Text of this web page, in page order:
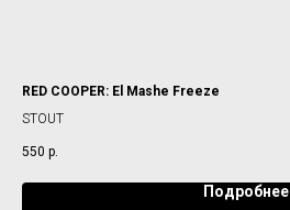
RED COOPER: El Mashe Freeze
STOUT
550 р.
Подробнее